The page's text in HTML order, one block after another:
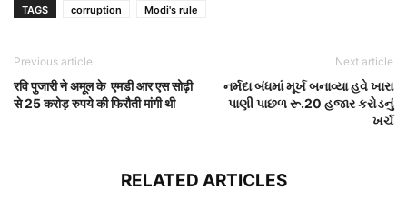
TAGS corruption Modi's rule
Previous article
रवि पुजारी ने अमूल के एमडी आर एस सोढ़ी
से 25 करोड़ रुपये की फिरौती मांगी थी
Next article
નર્મદા બંધમાં મૂર્ખ બનાવ્યા હવે ખારા
પાણી પાછળ રૂ.20 હજાર કરોડનું
ખર્ચ
RELATED ARTICLES